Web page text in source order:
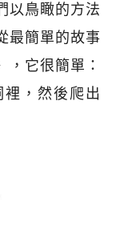
以鳥瞰的方法
最簡單的故事
，它很簡單：
，然後爬出